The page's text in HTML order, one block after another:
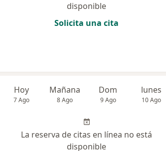
disponible
Solicita una cita
Hoy
7 Ago
Mañana
8 Ago
Dom
9 Ago
lunes
10 Ago
La reserva de citas en línea no está
disponible